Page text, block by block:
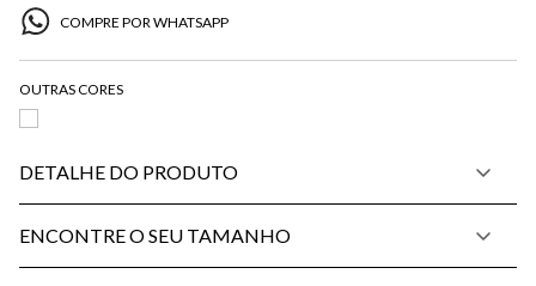
COMPRE POR WHATSAPP
DETALHE DO PRODUTO
ENCONTRE O SEU TAMANHO